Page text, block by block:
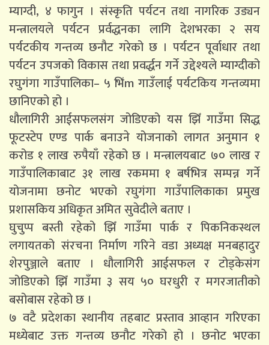
म्याग्दी, ४ फागुन । संस्कृति पर्यटन तथा नागरिक उड्यन
मन्त्रालयले पर्यटन प्रर्वद्धनका लागि देशभरका २ सय
पर्यटकीय गन्तव्य छनौट गरेको छ । पर्यटन पूर्वाधार तथा
पर्यटन उपजको विकास तथा प्रवर्द्धन गर्ने उद्देश्यले म्याग्दीको
रघुगंगा गाउँपालिका– ५ भिंm गाउँलाई पर्यटकिय गन्तव्यमा
छानिएको हो ।
धौलागिरी आईसफलसंग जोडिएको यस झिँ गाउँमा सिद्ध
फूटस्टेप एण्ड पार्क बनाउने योजनाको लागत अनुमान १
करोड १ लाख रुपैयाँ रहेको छ । मन्त्रालयबाट ७० लाख र
गाउँपालिकाबाट ३१ लाख रकममा १ बर्षभित्र सम्पन्न गर्ने
योजनामा छनोट भएको रघुगंगा गाउँपालिकाका प्रमुख
प्रशासकिय अधिकृत अमित सुवेदीले बताए ।
घुचुप्प बस्ती रहेको झिँ गाउँमा पार्क र पिकनिकस्थल
लगायतको संरचना निर्माण गरिने वडा अध्यक्ष मनबहादुर
शेरपुञ्जाले बताए । धौलागिरी आईसफल र टोड्केसंग
जोडिएको झिँ गाउँमा ३ सय ५० घरधुरी र मगरजातीको
बसोबास रहेको छ ।
७ वटै प्रदेशका स्थानीय तहबाट प्रस्ताव आव्हान गरिएका
मध्येबाट उक्त गन्तव्य छनौट गरेको हो । छनोट भएका